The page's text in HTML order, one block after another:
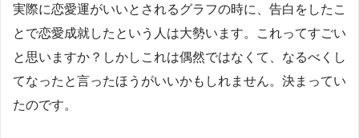
実際に恋愛運がいいとされるグラフの時に、告白をしたこ
とで恋愛成就したという人は大勢います。これってすごい
と思いますか？しかしこれは偶然ではなくて、なるべくし
てなったと言ったほうがいいかもしれません。決まってい
たのです。